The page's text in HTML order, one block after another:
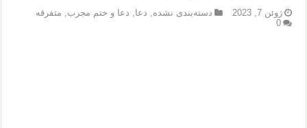
دعای روزی و رفع فقر – دعای مجرب برای گشایش مالی و برکت در کار
ژوئن 7, 2023 دسته‌بندی نشده دعا دعا و ختم مجرب
متفرقه
0